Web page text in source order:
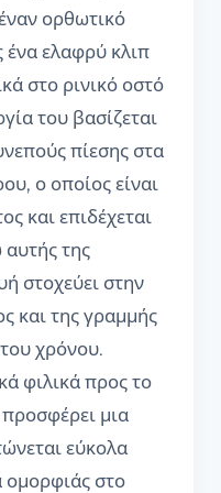
ορθωτικό
ελαφρύ κλιπ
στο ρινικό οστό
του βασίζεται
πίεσης στα
ο οποίος είναι
και επιδέχεται
της
στοχεύει στην
και της γραμμής
χρόνου.
φιλικά προς το
μια
εύκολα
ομορφιάς στο